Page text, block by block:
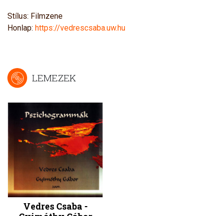
Stílus: Filmzene
Honlap: https://vedrescsaba.uw.hu
LEMEZEK
Vedres Csaba -